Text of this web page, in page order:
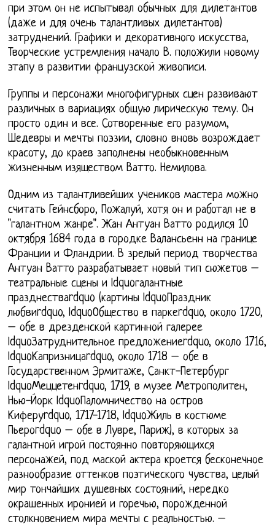
при этом он не испытывал обычных для дилетантов
(даже и для очень талантливых дилетантов)
затруднений. Графики и декоративного искусства,
Творческие устремления начало В. положили новому
этапу в развитии французской живописи.
Группы и персонажи многофигурных сцен развивают
различных в вариациях общую лирическую тему. Он
просто один и все. Сотворенные его разумом,
Шедевры и мечты поэзии, словно вновь возрождает
красоту, до краев заполнены необыкновенным
жизненным изяществом Ватто. Немилова.
Одним из талантливейших учеников мастера можно
считать Гейнсборо, Пожалуй, хотя он и работал не в
"галантном жанре". Жан Антуан Ватто родился 10
октября 1684 года в городке Валансьенн на границе
Франции и Фландрии. В зрелый период творчества
Антуан Ватто разрабатывает новый тип сюжетов –
театральные сцены и ldquoгалантные
празднестваrdquo (картины ldquoПраздник
любвиrdquo, ldquoОбщество в паркеrdquo, около 1720,
– обе в дрезденской картинной галерее
ldquoЗатруднительное предложениеrdquo, около 1716,
ldquoКапризницаrdquo, около 1718 – обе в
Государственном Эрмитаже, Санкт-Петербург
ldquoМеццетенrdquo, 1719, в музее Метрополитен,
Нью-Йорк ldquoПаломничество на остров
Киферуrdquo, 1717-1718, ldquoЖиль в костюме
Пьероrdquo – обе в Лувре, Париж), в которых за
галантной игрой постоянно повторяющихся
персонажей, под маской актера кроется бесконечное
разнообразие оттенков поэтического чувства, целый
мир тончайших душевных состояний, нередко
окрашенных иронией и горечью, порожденной
столкновением мира мечты с реальностью. –